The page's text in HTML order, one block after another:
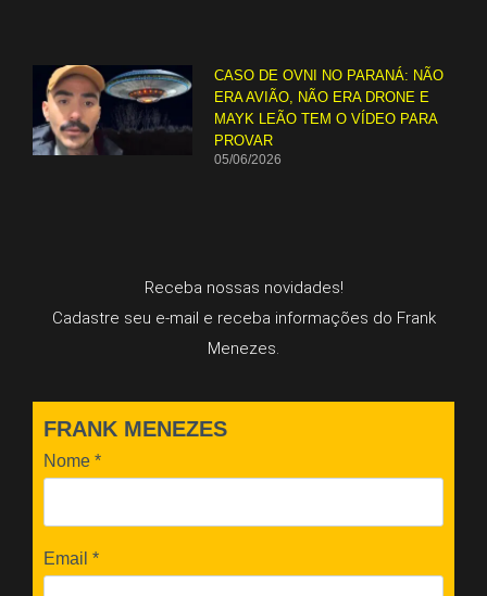
CASO DE OVNI NO PARANÁ: NÃO
ERA AVIÃO, NÃO ERA DRONE E
MAYK LEÃO TEM O VÍDEO PARA
PROVAR
05/06/2026
Receba nossas novidades!
Cadastre seu e-mail e receba informações do Frank
Menezes.
FRANK MENEZES
Nome *
Email *